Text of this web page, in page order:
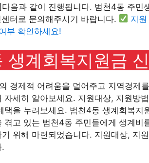
음과 같이 진행됩니다. 범천4동 주민
터로 문의해주시기 바랍니다.
지
부 확인하세요!
생계회복지원금
경제적 어려움을 덜어주고 지역경제
자세히 알아보세요. 지원대상, 지원방
택을 누려보세요. 범천4동 생계회복지
겪고 있는 범천4동 주민들에게 생계비
위해 마련되었습니다. 지원대상, 지
.